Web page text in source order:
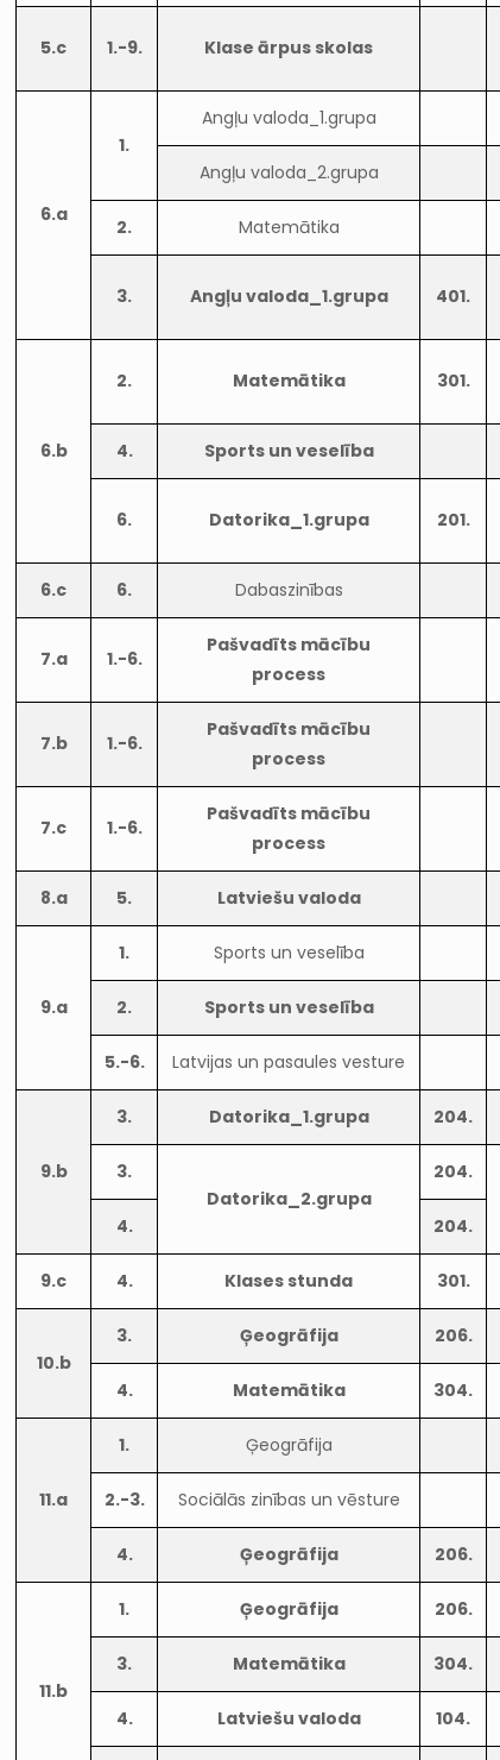
5.c 1.-9. Klase ārpus skolas
6.a
1.
Angļu valoda_1.grupa
Angļu valoda_2.grupa
2. Matemātika
3. Angļu valoda_1.grupa 401.
6.b
2. Matemātika 301.
4. Sports un veselība
6. Datorika_1.grupa 201.
6.c 6. Dabaszinības
7.a 1.-6.
Pašvadīts mācību
process
7.b 1.-6.
Pašvadīts mācību
process
7.c 1.-6.
Pašvadīts mācību
process
8.a 5. Latviešu valoda
9.a
1. Sports un veselība
2. Sports un veselība
5.-6. Latvijas un pasaules vesture
9.b
3. Datorika_1.grupa 204.
3.
Datorika_2.grupa
204.
4. 204.
9.c 4. Klases stunda 301.
10.b
3. Ģeogrāfija 206.
4. Matemātika 304.
11.a
1. Ģeogrāfija
2.-3. Sociālās zinības un vēsture
4. Ģeogrāfija 206.
11.b
1. Ģeogrāfija 206.
3. Matemātika 304.
4. Latviešu valoda 104.